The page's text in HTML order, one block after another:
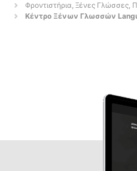
Φροντιστήρια, Ξένες Γλώσσες,
Κέντρο Ξένων Γλωσσών